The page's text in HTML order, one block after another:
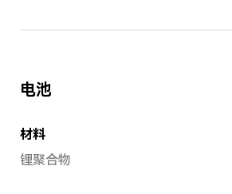
电池
材料
锂聚合物